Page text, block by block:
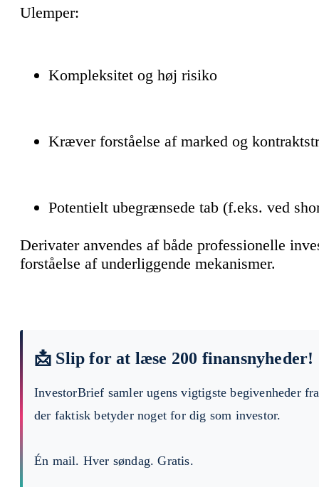
Ulemper:
Kompleksitet og høj risiko
Kræver forståelse af marked og
Potentielt ubegrænsede tab (f.eks. ved
Derivater anvendes af både professionelle
forståelse af underliggende mekanismer.
📩 Slip for at læse 200 finansnyheder!
InvestorBrief samler ugens vigtigste begivenheder
der faktisk betyder noget for dig som investor.
Én mail. Hver søndag. Gratis.